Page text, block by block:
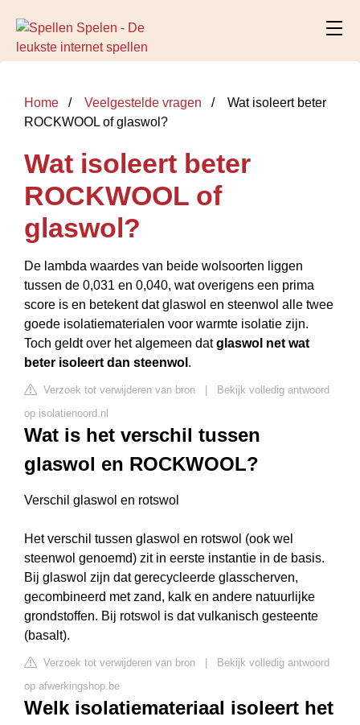
Home Veelgestelde vragen
Wat isoleert beter
ROCKWOOL of glaswol?
Wat isoleert beter
ROCKWOOL of
glaswol?
De lambda waardes van beide wolsoorten liggen
tussen de 0,031 en 0,040, wat overigens een prima
score is en betekent dat glaswol en steenwol alle twee
goede isolatiematerialen voor warmte isolatie zijn.
Toch geldt over het algemeen datglaswol net wat
beter isoleert dan steenwol .
Verzoek tot verwijderen van bron
Bekijk volledig antwoord
op isolatienoord.nl
Wat is het verschil tussen
glaswol en ROCKWOOL?
Verschil glaswol en rotswol
Het verschil tussen glaswol en rotswol (ook wel
steenwol genoemd) zit in eerste instantie in de basis.
Bij glaswol zijn dat gerecycleerde glasscherven,
gecombineerd met zand, kalk en andere natuurlijke
grondstoffen. Bij rotswol is dat vulkanisch gesteente
(basalt).
Verzoek tot verwijderen van bron
Bekijk volledig antwoord
op afwerkingshop.be
Welk isolatiemateriaal isoleert het